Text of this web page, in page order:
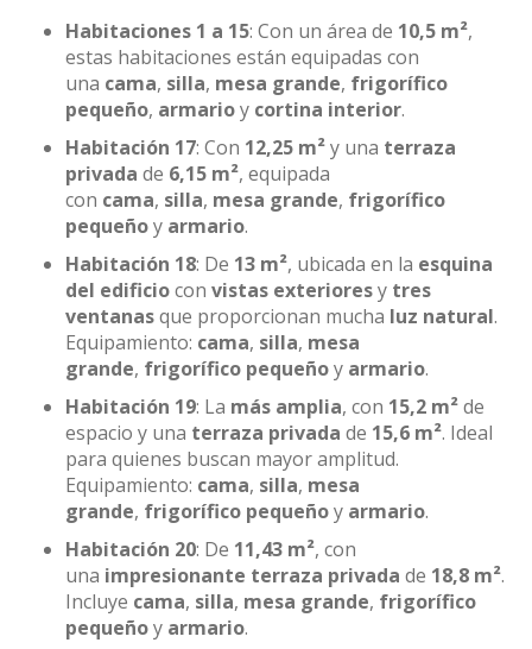
Habitaciones 1 a 15: Con un área de 10,5 m²,
estas habitaciones están equipadas con
una cama, silla, mesa grande, frigorífico
pequeño, armarioy cortina interior.
Habitación 17: Con 12,25 m²y una terraza
privada de 6,15 m², equipada
con cama, silla, mesa grande, frigorífico
pequeñoy armario.
Habitación 18: De 13 m², ubicada en la esquina
del edificiocon vistas exterioresy tres
ventanasque proporcionan mucha luz natural.
Equipamiento: cama, silla, mesa
grande, frigorífico pequeñoy armario.
Habitación 19: La más amplia, con 15,2 m²de
espacio y una terraza privada de 15,6 m². Ideal
para quienes buscan mayor amplitud.
Equipamiento: cama, silla, mesa
grande, frigorífico pequeñoy armario.
Habitación 20: De 11,43 m², con
una impresionante terraza privada de 18,8 m².
Incluye cama, silla, mesa grande, frigorífico
pequeñoy armario.